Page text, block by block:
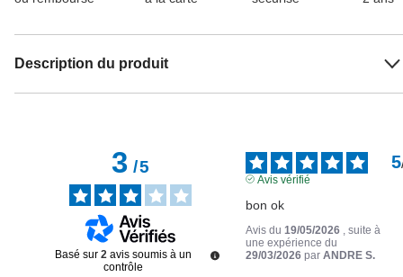
Description du produit
3/5
Basé sur 2 avis soumis à un
contrôle
5
Avis vérifié
bon ok
Avis du 19/05/2026
, suite à
une expérience du
29/03/2026 parANDRE S.